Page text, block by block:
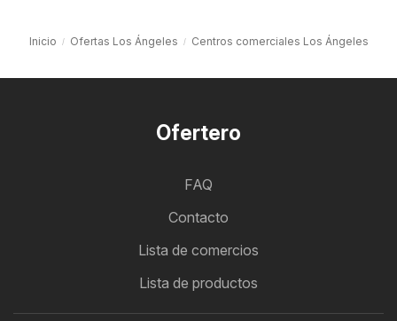
Inicio Ofertas Los Ángeles Centros comerciales Los Ángeles
Ofertero
FAQ
Contacto
Lista de comercios
Lista de productos